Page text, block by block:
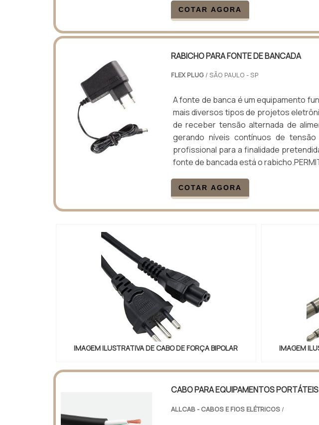
COTAR AGORA
RABICHO PARA FONTE DE BANCADA
FLEX PLUG / SÃO PAULO - SP
A fonte de banca é um equipamento
mais diversos tipos de projetos
de receber tensão alternada de
gerando níveis contínuos de
profissional para a finalidade
fonte de bancada está o
COTAR AGORA
IMAGEM ILUSTRATIVA DE CABO DE FORÇA BIPOLAR IMAGEM
CABO PARA EQUIPAMENTOS PORTÁTEIS
ALLCAB - CABOS E FIOS ELÉTRICOS/